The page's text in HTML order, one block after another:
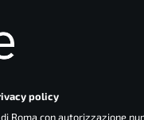
policy
con autorizzazione